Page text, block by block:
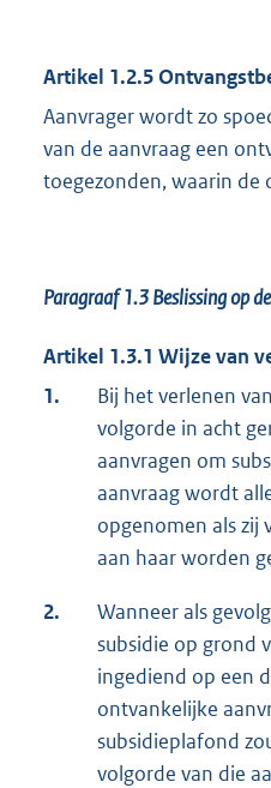
Artikel 1.2.5
Aanvrager wordt zo
van de aanvraag een
toegezonden, waarin de
Paragraaf 1.3Beslissing op
Artikel 1.3.1 Wijze van
1.
Bij het verlenen
volgorde in acht
aanvragen om
aanvraag wordt
opgenomen als zij
aan haar worden
2.
Wanneer als
subsidie op grond
ingediend op een
ontvankelijke
subsidieplafond
volgorde van die